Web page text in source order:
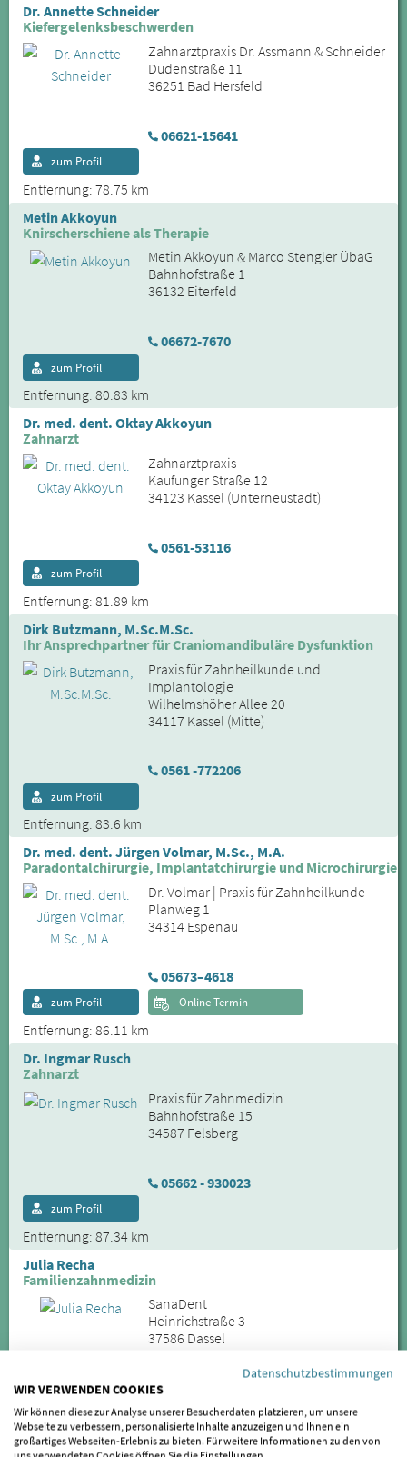
Dr. Annette Schneider
Kiefergelenksbeschwerden
Zahnarztpraxis Dr. Assmann & Schneider
Dudenstraße 11
36251 Bad Hersfeld
06621-15641
Entfernung: 78.75 km
zum Profil
Metin Akkoyun
Knirscherschiene als Therapie
Metin Akkoyun & Marco Stengler ÜbaG
Bahnhofstraße 1
36132 Eiterfeld
06672-7670
Entfernung: 80.83 km
zum Profil
Dr. med. dent. Oktay Akkoyun
Zahnarzt
Zahnarztpraxis
Kaufunger Straße 12
34123 Kassel (Unterneustadt)
0561-53116
Entfernung: 81.89 km
zum Profil
Dirk Butzmann, M.Sc.M.Sc.
Ihr Ansprechpartner für Craniomandibuläre Dysfunktion
Praxis für Zahnheilkunde und
Implantologie
Wilhelmshöher Allee 20
34117 Kassel (Mitte)
0561 -772206
Entfernung: 83.6 km
zum Profil
Dr. med. dent. Jürgen Volmar, M.Sc., M.A.
Paradontalchirurgie, Implantatchirurgie und Microchirurgie
Dr. Volmar | Praxis für Zahnheilkunde
Planweg 1
34314 Espenau
05673–4618
Entfernung: 86.11 km
zum Profil Online-Termin
Dr. Ingmar Rusch
Zahnarzt
Praxis für Zahnmedizin
Bahnhofstraße 15
34587 Felsberg
05662 - 930023
Entfernung: 87.34 km
zum Profil
Julia Recha
Familienzahnmedizin
SanaDent
Heinrichstraße 3
37586 Dassel
05564 - 370
Entfernung: 93.59 km
zum Profil Online-Termin
Datenschutzbestimmungen
WIR VERWENDEN COOKIES
Wir können diese zur Analyse unserer Besucherdaten platzieren, um unsere
Webseite zu verbessern, personalisierte Inhalte anzuzeigen und Ihnen ein
großartiges Webseiten-Erlebnis zu bieten. Für weitere Informationen zu den von